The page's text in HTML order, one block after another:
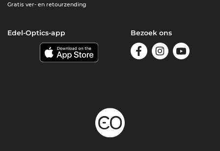
Gratis ver- en retourzending
Edel-Optics-app Bezoek ons